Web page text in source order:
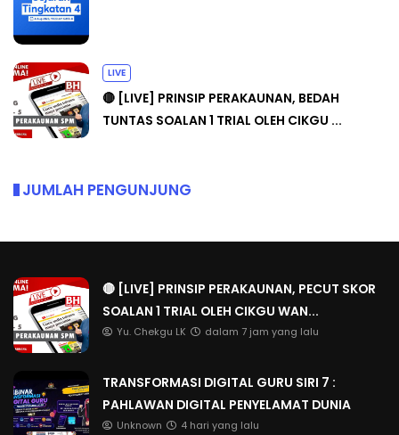
LIVE
🔴 [LIVE] PRINSIP PERAKAUNAN, BEDAH
TUNTAS SOALAN 1 TRIAL OLEH CIKGU ...
JUMLAH PENGUNJUNG
🔴 [LIVE] PRINSIP PERAKAUNAN, PECUT SKOR
SOALAN 1 TRIAL OLEH CIKGU WAN...
Yu. Chekgu LK dalam 7 jam yang lalu
TRANSFORMASI DIGITAL GURU SIRI 7 :
PAHLAWAN DIGITAL PENYELAMAT DUNIA
Unknown 4 hari yang lalu